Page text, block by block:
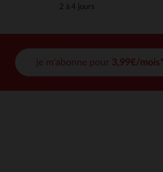
2 à 4 jours
je m'abonne pour 3,99€/mois*